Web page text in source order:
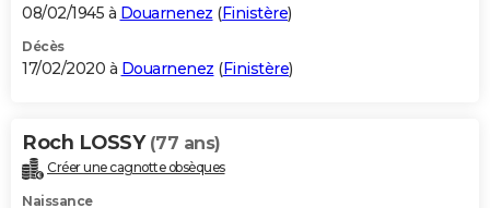
08/02/1945 à Douarnenez (Finistère)
Décès
17/02/2020 à Douarnenez (Finistère)
Roch LOSSY (77 ans)
Créer une cagnotte obsèques
Naissance